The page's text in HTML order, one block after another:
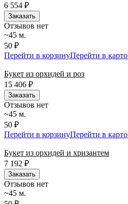
6 554 ₽
Заказать
Отзывов нет
~45 м.
50 ₽
Перейти в корзинуПерейти в
Букет из орхидей и роз
15 406 ₽
Заказать
Отзывов нет
~45 м.
50 ₽
Перейти в корзинуПерейти в
Букет из орхидей и хризантем
7 192 ₽
Заказать
Отзывов нет
~45 м.